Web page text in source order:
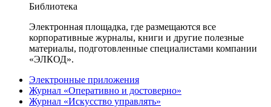
Библиотека
Электронная площадка, где размещаются все
корпоративные журналы, книги и другие полезные
материалы, подготовленные специалистами компании
«ЭЛКОД».
Электронные приложения
Журнал «Оперативно и достоверно»
Журнал «Искусство управлять»